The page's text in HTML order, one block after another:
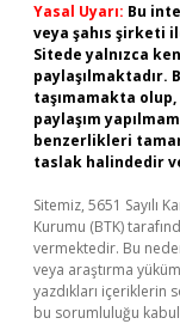
Yasal Uyarı: Bu
veya şahıs şirketi
Sitede yalnızca
taşımamakta
paylaşım
benzerlikleri
taslak halindedir
Sitemiz, 5651 Sayılı
Kurumu (BTK)
vermektedir. Bu
veya araştırma
yazdıkları içeriklerin
bu sorumluluğu kabul